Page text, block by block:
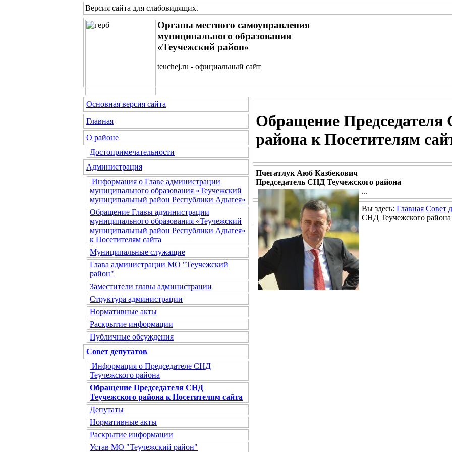
Версия сайта для слабовидящих.
Органы местного самоуправления
муниципального образования
«Теучежский район»
teuchej.ru - официальный сайт
Основная версия сайта
Главная
О районе
Достопримечательности
Администрация
Информация о Главе администрации
муниципального образования «Теучежский
муниципальный район Республики Адыгея»
Обращение Главы администрации
муниципального образования «Теучежский
муниципальный район Республики Адыгея»
к Посетителям сайта
Муниципальные служащие
Глава администрации МО "Теучежский
район"
Заместители главы администрации
Структура администрации
Нормативные акты
Раскрытие информации
Публичные обсуждения
Совет депутатов
Информация о Председателе СНД
Теучежского района
Обращение Председателя СНД
Теучежского района к Посетителям сайта
Депутаты
Нормативные акты
Раскрытие информации
Устав МО "Теучежский район"
Обращение Председателя
района к Посетителям
Пчегатлук Аюб Казбекович
Председатель СНД Теучежского района
...
Вы здесь: Главная Совет
СНД Теучежского района